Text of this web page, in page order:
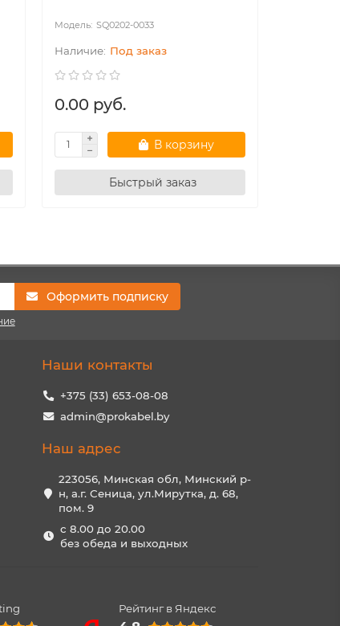
SQ0202-0033
Под заказ
0.00 руб.
В корзину
Быстрый заказ
Оформить подписку
Наши контакты
+375 (33) 653-08-08
admin@prokabel.by
Наш адрес
223056, Минская обл, Минский р-
н, а.г. Сеница, ул.Мирутка, д. 68,
пом. 9
с 8.00 до 20.00
без обеда и выходных
Рейтинг в Яндекс